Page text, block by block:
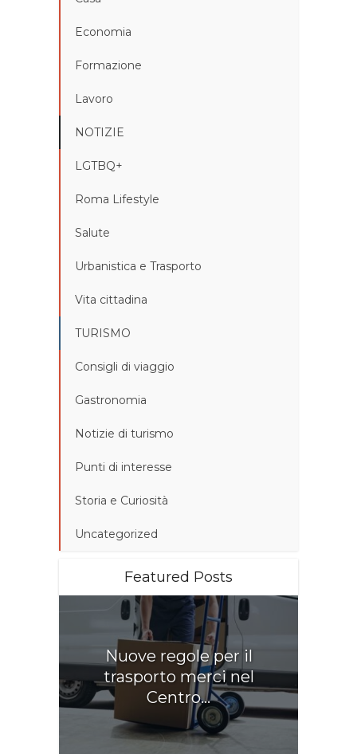
Economia
Formazione
Lavoro
NOTIZIE
LGTBQ+
Roma Lifestyle
Salute
Urbanistica e Trasporto
Vita cittadina
TURISMO
Consigli di viaggio
Gastronomia
Notizie di turismo
Punti di interesse
Storia e Curiosità
Uncategorized
Featured Posts
Nuove regole per il
trasporto merci nel
Centro...